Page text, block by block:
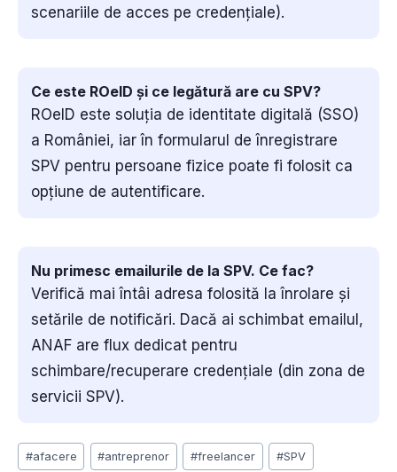
scenariile de acces pe credențiale).
Ce este ROeID și ce legătură are cu SPV?
ROeID este soluția de identitate digitală (SSO)
a României, iar în formularul de înregistrare
SPV pentru persoane fizice poate fi folosit ca
opțiune de autentificare.
Nu primesc emailurile de la SPV. Ce fac?
Verifică mai întâi adresa folosită la înrolare și
setările de notificări. Dacă ai schimbat emailul,
ANAF are flux dedicat pentru
schimbare/recuperare credențiale (din zona de
servicii SPV).
Post
Tags:
#afacere #antreprenor #freelancer #SPV